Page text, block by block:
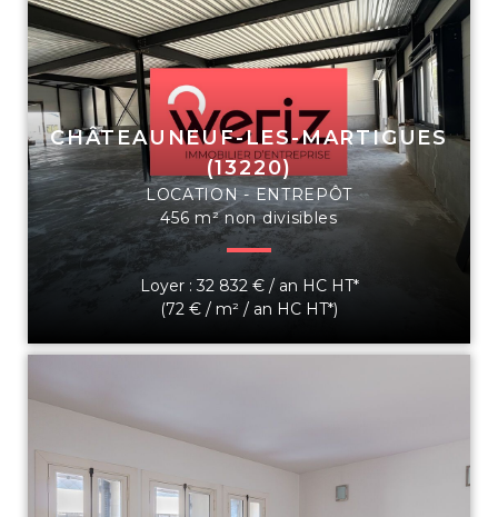
CHÂTEAUNEUF-LES-MARTIGUES
(13220)
LOCATION - ENTREPÔT
456 m² non divisibles
Loyer : 32 832 € / an HC HT*
(72 € / m² / an HC HT*)